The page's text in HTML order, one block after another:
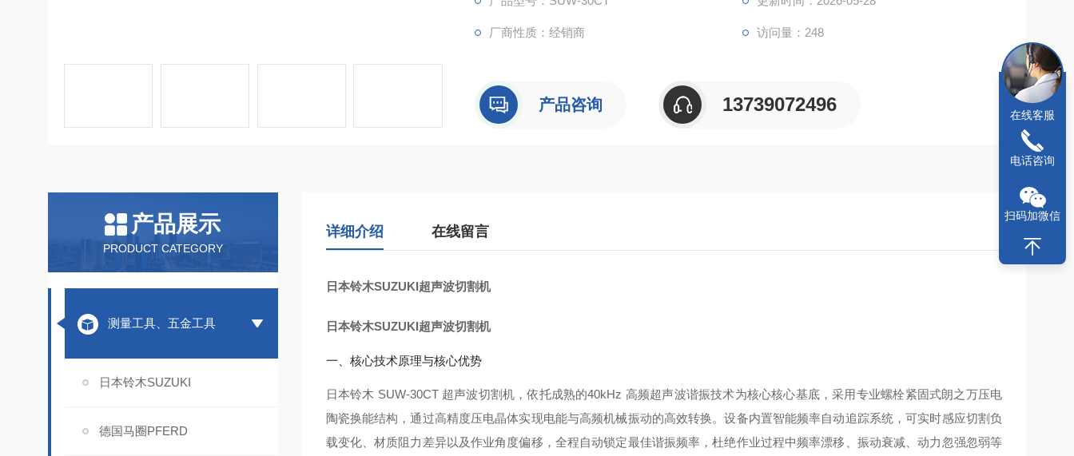
厂商性质：经销商 访问量：248
产品咨询 13739072496
产品展示
PRODUCT CATEGORY
测量工具、五金工具
日本铃木SUZUKI
德国马圈PFERD
详细介绍 在线留言
日本铃木SUZUKI超声波切割机
日本铃木SUZUKI超声波切割机
一、核心技术原理与核心优势
日本铃木 SUW-30CT 超声波切割机，依托成熟的40kHz 高频超声波谐振技术为核心核心基底，采用专业螺栓紧固式朗之万压电
陶瓷换能结构，通过高精度压电晶体实现电能与高频机械振动的高效转换。设备内置智能频率自动追踪系统，可实时感应切割负
载变化、材质阻力差异以及作业角度偏移，全程自动锁定最佳谐振频率，杜绝作业过程中频率漂移、振动衰减、动力忽强忽弱等
在线客服
电话咨询
扫码加微信